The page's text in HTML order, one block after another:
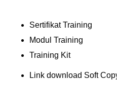
Sertifikat Training
Modul Training
Training Kit
Link download Soft